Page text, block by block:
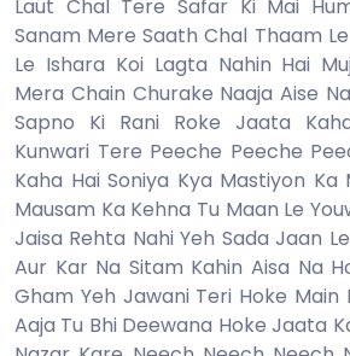
Laut Chal Tere Safar Ki Mai
Sanam Mere Saath Chal Thaam
Le Ishara Koi Lagta Nahin Hai
Mera Chain Churake Naaja Aise
Sapno Ki Rani Roke Jaata
Kunwari Tere Peeche Peeche
Kaha Hai Soniya Kya Mastiyon Ka
Mausam Ka Kehna Tu Maan Le
Jaisa Rehta Nahi Yeh Sada Jaan
Aur Kar Na Sitam Kahin Aisa Na
Gham Yeh Jawani Teri Hoke Main
Aaja Tu Bhi Deewana Hoke Jaata